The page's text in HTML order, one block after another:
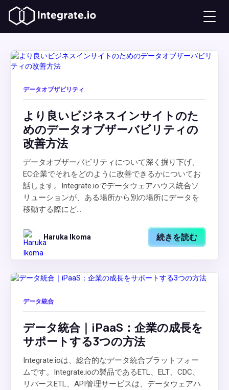
データオブザビリティ
より良いビジネスインサイトのた
めのデータオブザーバビリティの
改善方法
データオブザーバビリティについて深く掘り下げ、
EC企業でそれをどのように改善できるかについてお
話します。Integrate.ioでデータウェアハウス統合ソ
リューションが、ある場所から別の場所にデータを
移動する際にど...
Haruka Ikoma 続きを読む
データ統合
データ統合｜iPaaS：企業の成長を
サポートする3つの方法
Integrate.ioは、総合的なデータ統合プラットフォー
ムです。Integrate.ioの製品であるETL、ELT、CDC、
リバースETL、API管理サービスは、データウェアハ